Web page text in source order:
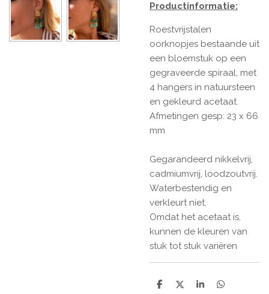
Productinformatie:
Roestvrijstalen
oorknopjes bestaande uit
een bloemstuk op een
gegraveerde spiraal, met
4 hangers in natuursteen
en gekleurd acetaat.
Afmetingen gesp: 23 x 66
mm
Gegarandeerd nikkelvrij,
cadmiumvrij, loodzoutvrij.
Waterbestendig en
verkleurt niet.
Omdat het acetaat is,
kunnen de kleuren van
stuk tot stuk variëren
D
D
S
D